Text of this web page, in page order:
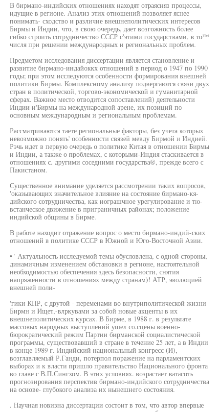
В бирмано-индийских отношениях находят отраясняз процессы,
идущие в регионе. Анализ этих отношений позволяет яснее
понимать- сходство и различие внешнеполитических интересов
Бирмы и Индии, что, в свою очередь, дает возгожность более
гибко строить сотрудничество СССР с'этими государствами, в то™
числя при решении международных и региональных проблем.
Предметом исследования диссертации является становление и
развитие бнрмано-индайоккх отношений в период о 1947 по 1990
годы; при этом исследуются особенности формирования внешней
политики Бирмы. Комплексному анализу подвергаются связи двух
стран в политической, торгово-экономической и гуманитарной
сферах. Важное место отводится сопоставлений) деятельности
Индии и'Бирмы на международной арене, их позиций по
основным международным и региональным проблемам.
Рассматриваются таете региональные факторы, без учета которых
невозможно понять' особенности связей мевду Бирмой и Индией.
Рэчь идет в первую очередь о политике Китая в отношении Бирмы
и Индии, а также о проблемах, с которыми-Индия стаскивается в
отношениях с. другими соседними государства®, прежде всего с
Пакистаном.
Существенное внимание уделяется рассмотрении таких вопросов,
'оказывающих значительное влияние на состояние бирмано-кя-
дийского сотрудничества, как иограшчное урегулирование и тю-
встанческое движение в приграничных районах; положение
индийской общины в Бирме.
В работе находит отражение вопрос о место бирмано-индий-ских
отношений в политике СССР в Южной и Юго-Восточной Азии.
• ' Актуальность исследуемой темы обусловлена, с одной стороны,
динамичным изменением обстановки в регионе, настоятельной
необходимостью обеспечения здесь безопасности, снятия
напряженности в отношениях между странам)! АТР, эволюцией
внешней поли-
'гики КНР, с друтой - переменами во внутриполитической жизни
Бирмн и Ищет,-влркувами за собой новые акценты в их
внешнеполитических курсах. В Бирме, в 1988 г. в результате
массовых народных выступлений ушел со.сцены военно-
бюрократический режим Партии бирманской социалистической
программы, существовавший в стране в течение 25 лет, а в Индии
в конце 1989 г. Индийский национальный конгресс (И),
возглавляемый Р.Ганди, потерпол поражение на парламентских
выборах и к власти пришло правительство Национального фронта
во главе с В.П.Сингхом. В этих условиях. возрастает ватасоть
прогнозирования перспектив бирмано-индийского сотрудничества
на основе- глубокого анализа их нынешнего состояния.
. Научная новизна диссертации состоит в том, что автор впервые